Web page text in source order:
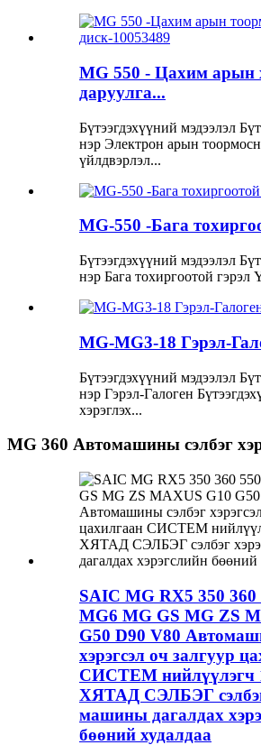
MG 550 - Цахим арын
даруулга...
Бүтээгдэхүүний мэдээлэл
нэр Электрон арын
үйлдвэрлэл...
MG-550 -Бага
Бүтээгдэхүүний мэдээлэл
нэр Бага тохиргоотой гэрэл
MG-MG3-18 Гэрэл-
Бүтээгдэхүүний мэдээлэл
нэр Гэрэл-Галоген
хэрэглэх...
MG 360 Автомашины сэлбэг
SAIC MG RX5 350 360
MG6 MG GS MG ZS
G50 D90 V80
хэрэгсэл оч залгуур
СИСТЕМ нийлүүлэгч
ХЯТАД СЭЛБЭГ сэлбэг
машины дагалдах
бөөний худалдаа